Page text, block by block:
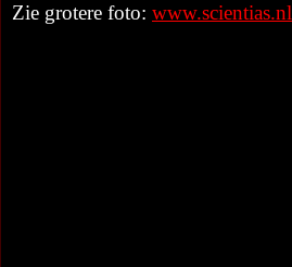
Zie grotere foto: www.scientias.nl